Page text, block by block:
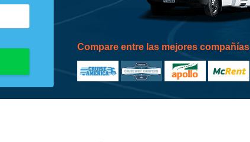
Compare entre las mejores compañías